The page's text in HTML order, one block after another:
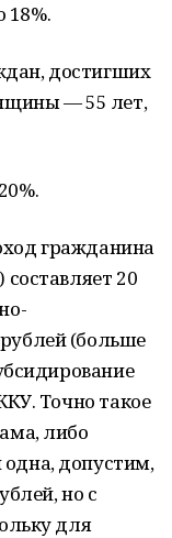
достигших
— 55 лет,
гражданина
20
(больше
Точно такое
либо
допустим,
но с
для